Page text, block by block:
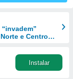
e Centro
Instalar